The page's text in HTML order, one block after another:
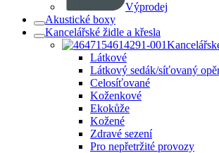
Výprodej
Akustické boxy
Kancelářské židle a křesla
Látkové
Látkový sedák/síťovaný
Celosíťované
Koženkové
Ekokůže
Kožené
Zdravé sezení
Pro nepřetržité provozy